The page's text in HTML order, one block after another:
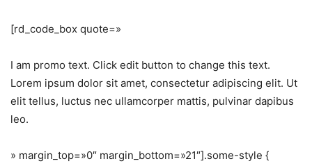
[rd_code_box quote=»
I am promo text. Click edit button to change this text.
Lorem ipsum dolor sit amet, consectetur adipiscing elit. Ut
elit tellus, luctus nec ullamcorper mattis, pulvinar dapibus
leo.
» margin_top=»0″ margin_bottom=»21″].some-style {